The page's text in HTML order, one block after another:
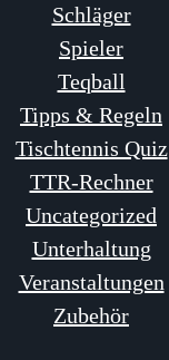
Schläger
Spieler
Teqball
Tipps & Regeln
Tischtennis Quiz
TTR-Rechner
Uncategorized
Unterhaltung
Veranstaltungen
Zubehör